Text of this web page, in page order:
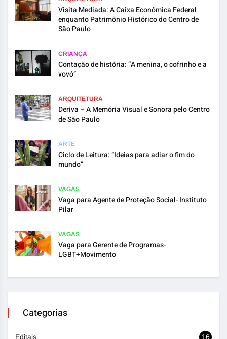
Visita Mediada: A Caixa Econômica Federal
enquanto Patrimônio Histórico do Centro de
São Paulo
CRIANÇA
Contação de história: “A menina, o cofrinho e a
vovó”
ARQUITETURA
Deriva – A Memória Visual e Sonora pelo Centro
de São Paulo
ARTE
Ciclo de Leitura: “Ideias para adiar o fim do
mundo”
VAGAS
Vaga para Agente de Proteção Social- Instituto
Pilar
VAGAS
Vaga para Gerente de Programas-
LGBT+Movimento
Categorias
Editais 16